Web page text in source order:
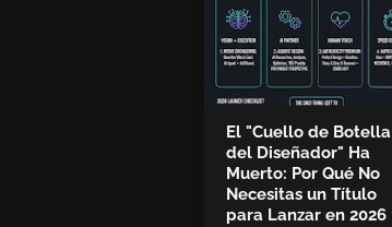
El "Cuello de Botella
del Diseñador" Ha
Muerto: Por Qué No
Necesitas un Título
para Lanzar en 2026